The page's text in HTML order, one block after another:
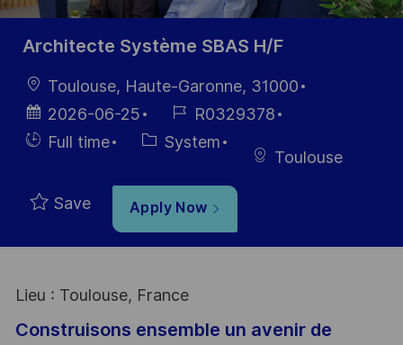
Architecte Système SBAS H/F
LocationToulouse, Haute-Garonne, 31000
Posted
Date
2026-06-25
Job
Id
R0329378
HiringFull time Category
System
Toulouse
Save Apply Now
Lieu : Toulouse, France
Construisons ensemble un avenir de